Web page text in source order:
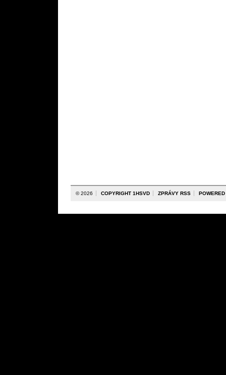
© 2026 COPYRIGHT 1HSVD ZPRÁVY RSS